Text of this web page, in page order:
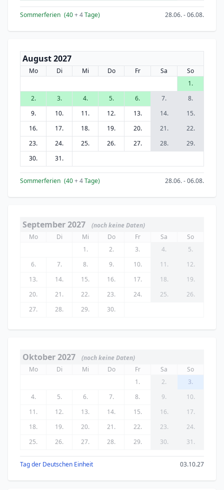
Sommerferien (40+ 4Tage) 28.06. - 06.08.
August 2027
Mo Di Mi Do Fr Sa
So
1.
2.
3. 4. 5. 6. 7.
8.
9.
10. 11. 12. 13. 14.
15.
16.
17. 18. 19. 20. 21.
22.
23.
24. 25. 26. 27. 28.
29.
30.
31.
Sommerferien (40+ 4Tage) 28.06. - 06.08.
September 2027
(noch keine Daten)
Mo
Di Mi Do Fr Sa
So
1.
2. 3. 4.
5.
6.
7. 8. 9. 10. 11.
12.
13.
14. 15. 16. 17. 18.
19.
20.
21. 22. 23. 24. 25.
26.
27.
28. 29. 30.
Oktober 2027
(noch keine Daten)
Mo
Di Mi Do Fr Sa
So
1.
2.
3.
4.
5. 6. 7. 8. 9.
10.
11.
12. 13. 14. 15. 16.
17.
18.
19. 20. 21. 22. 23.
24.
25.
26. 27. 28. 29. 30. 31.
Tag der Deutschen Einheit 03.10.27